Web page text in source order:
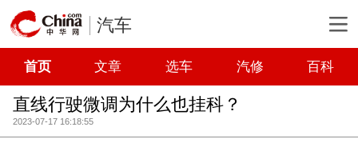
汽车
首页 文章 选车 汽修 百科
直线行驶微调为什么也挂科？
2023-07-17 16:18:55